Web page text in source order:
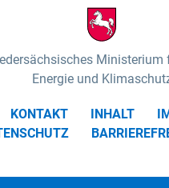
Ministerium
Energie und
KONTAKT INHALT